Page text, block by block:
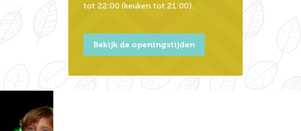
tot 22:00 (keuken tot 21:00).
Bekijk de openingstijden